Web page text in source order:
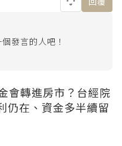
發言的人吧！
會轉進房市？台經院
仍在、資金多半續留